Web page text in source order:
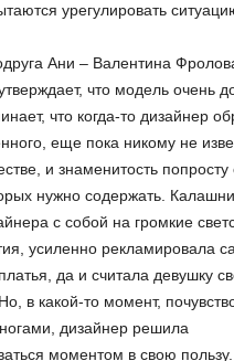
урегулировать
Ани – Валентина
что модель очень
что когда-то дизайнер
еще пока никому не
и знаменитость
нужно содержать.
с собой на громкие
усиленно рекламировала
да и считала девушку
в какой-то момент,
дизайнер решила
моментом в свою